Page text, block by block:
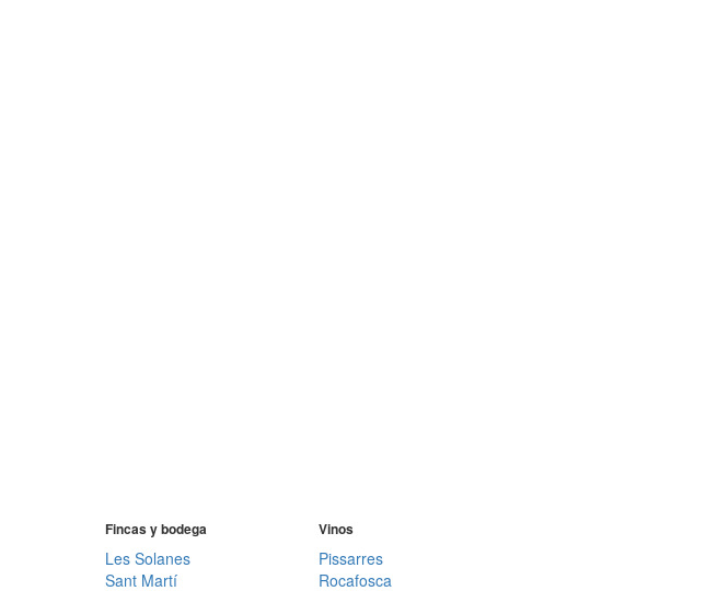
Fincas y bodega
Les Solanes
Sant Martí
Vinos
Pissarres
Rocafosca